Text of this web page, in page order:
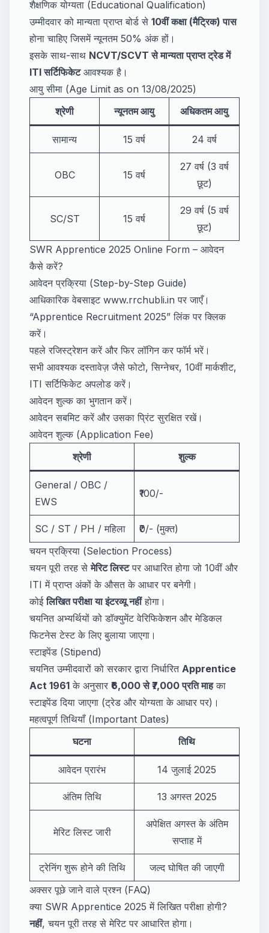
शैक्षणिक योग्यता (Educational Qualification)
उम्मीदवार को मान्यता प्राप्त बोर्ड से 10वीं कक्षा (मैट्रिक) पास
होना चाहिए जिसमें न्यूनतम 50% अंक हों।
इसके साथ-साथ NCVT/SCVT से मान्यता प्राप्त ट्रेड में
ITI सर्टिफिकेटआवश्यक है।
आयु सीमा (Age Limit as on 13/08/2025)
श्रेणी
न्यूनतम आयु अधिकतम आयु
सामान्य 15 वर्ष 24 वर्ष
OBC 15 वर्ष
27 वर्ष (3 वर्ष
छूट)
SC/ST 15 वर्ष
29 वर्ष (5 वर्ष
छूट)
SWR Apprentice 2025 Online Form – आवेदन
कैसे करें?
आवेदन प्रक्रिया (Step-by-Step Guide)
आधिकारिक वेबसाइट www.rrchubli.in पर जाएँ।
“Apprentice Recruitment 2025” लिंक पर क्लिक
करें।
पहले रजिस्ट्रेशन करें और फिर लॉगिन कर फॉर्म भरें।
सभी आवश्यक दस्तावेज़ जैसे फोटो, सिग्नेचर, 10वीं मार्कशीट,
ITI सर्टिफिकेट अपलोड करें।
आवेदन शुल्क का भुगतान करें।
आवेदन सबमिट करें और उसका प्रिंट सुरक्षित रखें।
आवेदन शुल्क (Application Fee)
श्रेणी
शुल्क
General / OBC /
EWS
₹100/-
SC / ST / PH / महिला
₹0/- (मुक्त)
चयन प्रक्रिया (Selection Process)
चयन पूरी तरह सेमेरिट लिस्टपर आधारित होगा जो 10वीं और
ITI में प्राप्त अंकों के औसत के आधार पर बनेगी।
कोईलिखित परीक्षा या इंटरव्यू नहींहोगा।
चयनित अभ्यर्थियों को डॉक्युमेंट वेरिफिकेशन और मेडिकल
फिटनेस टेस्ट के लिए बुलाया जाएगा।
स्टाइपेंड (Stipend)
चयनित उम्मीदवारों को सरकार द्वारा निर्धारित Apprentice
Act 1961 के अनुसार ₹6,000 से ₹7,000 प्रति माहका
स्टाइपेंड दिया जाएगा (ट्रेड और योग्यता के आधार पर)।
महत्वपूर्ण तिथियाँ (Important Dates)
घटना
तिथि
आवेदन प्रारंभ 14 जुलाई 2025
अंतिम तिथि 13 अगस्त 2025
मेरिट लिस्ट जारी
अपेक्षित अगस्त के अंतिम
सप्ताह में
ट्रेनिंग शुरू होने की तिथि
जल्द घोषित की जाएगी
अक्सर पूछे जाने वाले प्रश्न (FAQ)
क्या SWR Apprentice 2025 में लिखित परीक्षा होगी?
नहीं, चयन पूरी तरह से मेरिट पर आधारित होगा।